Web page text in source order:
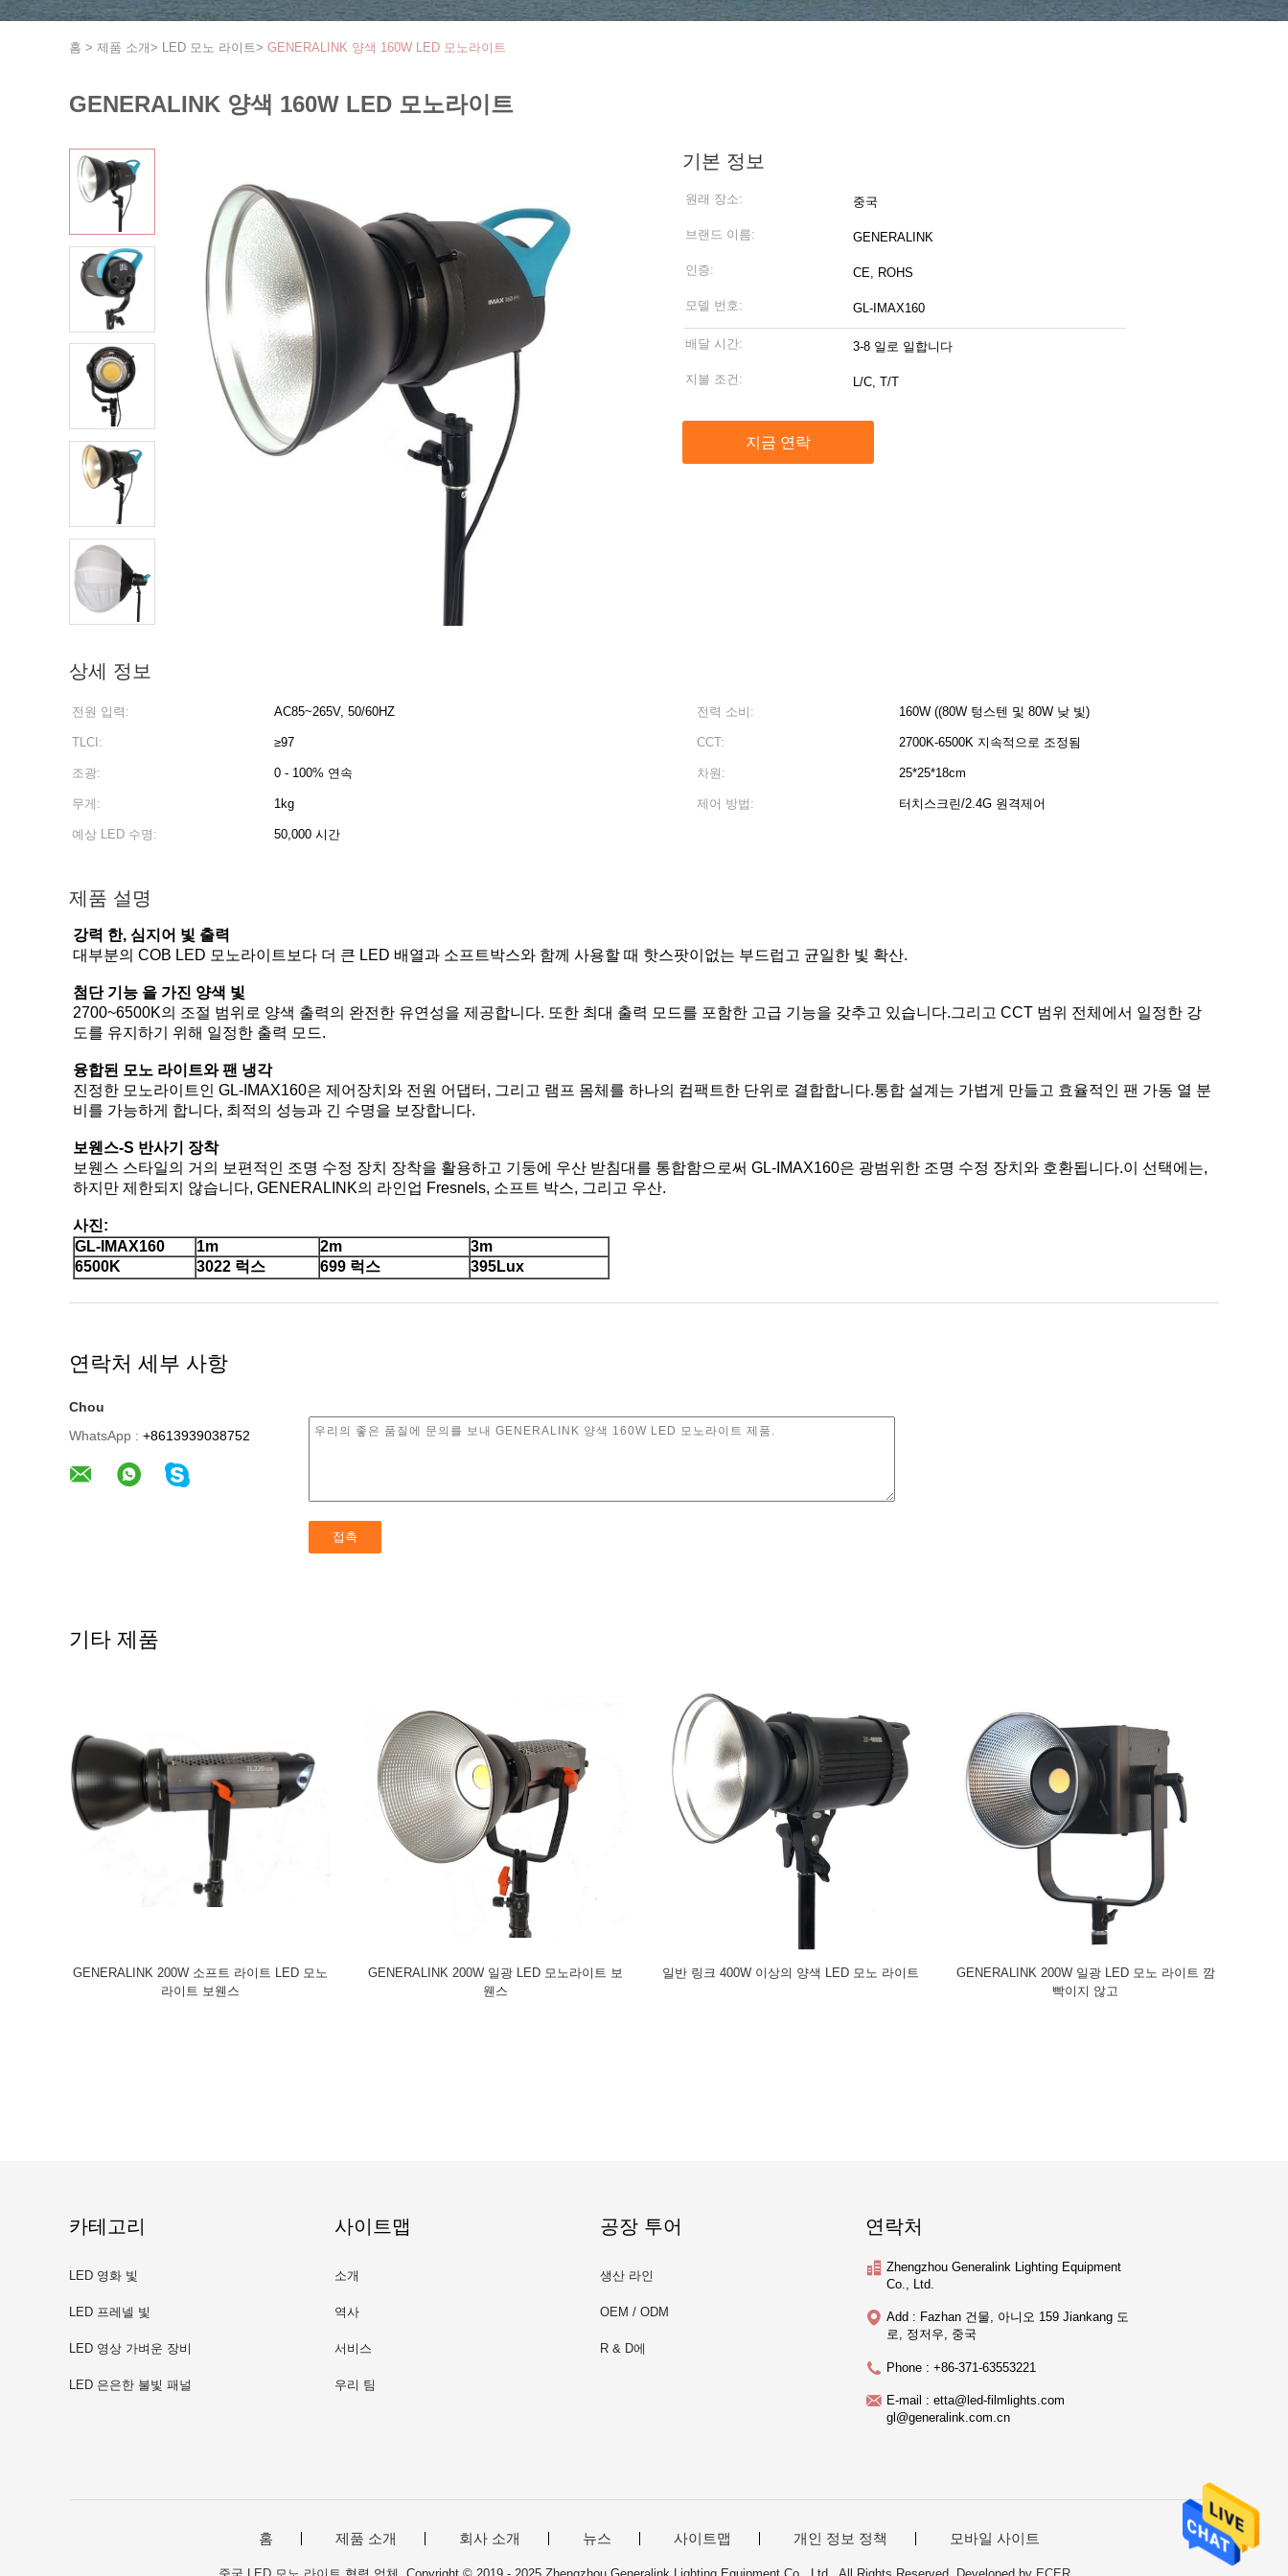
홈 > 제품 소개> LED 모노 라이트> GENERALINK 양색 160W LED 모노라이트
GENERALINK 양색 160W LED 모노라이트
기본 정보
원래 장소: 중국
브랜드 이름: GENERALINK
인증: CE, ROHS
모델 번호: GL-IMAX160
배달 시간: 3-8 일로 일합니다
지불 조건: L/C, T/T
지금 연락
상세 정보
전원 입력: AC85~265V, 50/60HZ 전력 소비: 160W ((80W 텅스텐 및 80W 낮 빛)
TLCI: ≥97 CCT: 2700K-6500K 지속적으로 조정됨
조광: 0 - 100% 연속 차원: 25*25*18cm
무게: 1kg 제어 방법: 터치스크린/2.4G 원격제어
예상 LED 수명: 50,000 시간
제품 설명
강력 한, 심지어 빛 출력
대부분의 COB LED 모노라이트보다 더 큰 LED 배열과 소프트박스와 함께 사용할 때 핫스팟이없는 부드럽고 균일한 빛 확산.
첨단 기능 을 가진 양색 빛
2700~6500K의 조절 범위로 양색 출력의 완전한 유연성을 제공합니다. 또한 최대 출력 모드를 포함한 고급 기능을 갖추고 있습니다.그리고 CCT 범위 전체에서 일정한 강
도를 유지하기 위해 일정한 출력 모드.
융합된 모노 라이트와 팬 냉각
진정한 모노라이트인 GL-IMAX160은 제어장치와 전원 어댑터, 그리고 램프 몸체를 하나의 컴팩트한 단위로 결합합니다.통합 설계는 가볍게 만들고 효율적인 팬 가동 열 분
비를 가능하게 합니다, 최적의 성능과 긴 수명을 보장합니다.
보웬스-S 반사기 장착
보웬스 스타일의 거의 보편적인 조명 수정 장치 장착을 활용하고 기둥에 우산 받침대를 통합함으로써 GL-IMAX160은 광범위한 조명 수정 장치와 호환됩니다.이 선택에는,
하지만 제한되지 않습니다, GENERALINK의 라인업 Fresnels, 소프트 박스, 그리고 우산.
사진:
GL-IMAX160
1m 2m
3m
6500K
3022 럭스 699 럭스 395Lux
연락처 세부 사항
Chou
WhatsApp : +8613939038752
기타 제품
GENERALINK 200W 소프트 라이트 LED 모노
라이트 보웬스
GENERALINK 200W 일광 LED 모노라이트 보
웬스
일반 링크 400W 이상의 양색 LED 모노 라이트
GENERALINK 200W 일광 LED 모노 라이트 깜
빡이지 않고
카테고리
LED 영화 빛
LED 프레넬 빛
LED 영상 가벼운 장비
LED 은은한 불빛 패널
사이트맵
소개
역사
서비스
우리 팀
공장 투어
생산 라인
OEM / ODM
R & D에
연락처
Zhengzhou Generalink Lighting Equipment
Co., Ltd.
Add : Fazhan 건물, 아니오 159 Jiankang 도
로, 정저우, 중국
Phone : +86-371-63553221
E-mail : etta@led-filmlights.com
gl@generalink.com.cn
홈 제품 소개 회사 소개 뉴스 사이트맵 개인 정보 정책 모바일 사이트